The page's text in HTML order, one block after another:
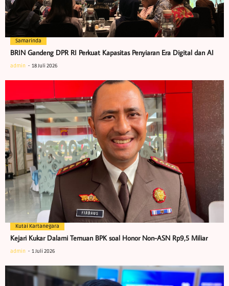
Samarinda
BRIN Gandeng DPR RI Perkuat Kapasitas Penyiaran Era Digital dan AI
admin 18 Juli 2026
Kutai Kartanegara
Kejari Kukar Dalami Temuan BPK soal Honor Non-ASN Rp9,5 Miliar
admin 1 Juli 2026